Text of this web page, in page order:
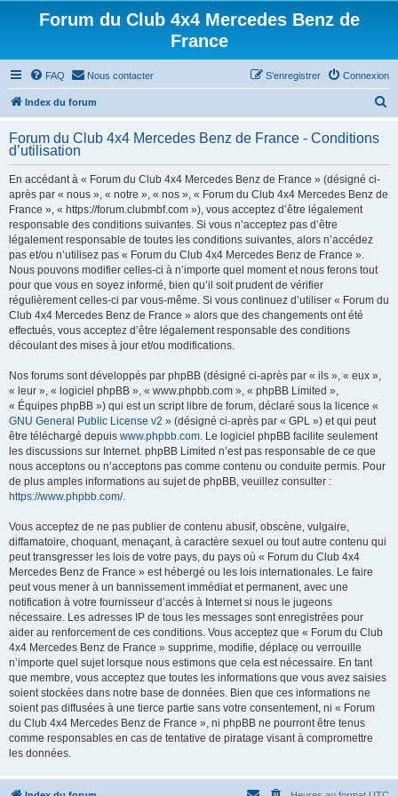
Forum du Club 4x4 Mercedes Benz de
France
FAQ Nous contacter Connexion
S’enregistrer
Index du forum
h
Forum du Club 4x4 Mercedes Benz de France - Conditions
d’utilisation
En accédant à « Forum du Club 4x4 Mercedes Benz de France » (désigné ci-
après par « nous », « notre », « nos », « Forum du Club 4x4 Mercedes Benz de
France », « https://forum.clubmbf.com »), vous acceptez d’être légalement
responsable des conditions suivantes. Si vous n’acceptez pas d’être
légalement responsable de toutes les conditions suivantes, alors n’accédez
pas et/ou n’utilisez pas « Forum du Club 4x4 Mercedes Benz de France ».
Nous pouvons modifier celles-ci à n’importe quel moment et nous ferons tout
pour que vous en soyez informé, bien qu’il soit prudent de vérifier
régulièrement celles-ci par vous-même. Si vous continuez d’utiliser « Forum du
Club 4x4 Mercedes Benz de France » alors que des changements ont été
effectués, vous acceptez d’être légalement responsable des conditions
découlant des mises à jour et/ou modifications.
Nos forums sont développés par phpBB (désigné ci-après par « ils », « eux »,
« leur », « logiciel phpBB », « www.phpbb.com », « phpBB Limited »,
« Équipes phpBB ») qui est un script libre de forum, déclaré sous la licence «
GNU General Public License v2 » (désigné ci-après par « GPL ») et qui peut
être téléchargé depuis www.phpbb.com. Le logiciel phpBB facilite seulement
les discussions sur Internet. phpBB Limited n’est pas responsable de ce que
nous acceptons ou n’acceptons pas comme contenu ou conduite permis. Pour
de plus amples informations au sujet de phpBB, veuillez consulter :
https://www.phpbb.com/.
Vous acceptez de ne pas publier de contenu abusif, obscène, vulgaire,
diffamatoire, choquant, menaçant, à caractère sexuel ou tout autre contenu qui
peut transgresser les lois de votre pays, du pays où « Forum du Club 4x4
Mercedes Benz de France » est hébergé ou les lois internationales. Le faire
peut vous mener à un bannissement immédiat et permanent, avec une
notification à votre fournisseur d’accès à Internet si nous le jugeons
nécessaire. Les adresses IP de tous les messages sont enregistrées pour
aider au renforcement de ces conditions. Vous acceptez que « Forum du Club
4x4 Mercedes Benz de France » supprime, modifie, déplace ou verrouille
n’importe quel sujet lorsque nous estimons que cela est nécessaire. En tant
que membre, vous acceptez que toutes les informations que vous avez saisies
soient stockées dans notre base de données. Bien que ces informations ne
soient pas diffusées à une tierce partie sans votre consentement, ni « Forum
du Club 4x4 Mercedes Benz de France », ni phpBB ne pourront être tenus
comme responsables en cas de tentative de piratage visant à compromettre
les données.